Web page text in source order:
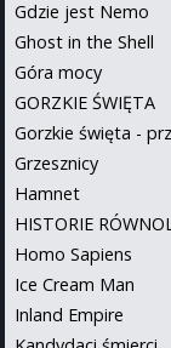
Gdzie jest Nemo
Ghost in the Shell
Góra mocy
GORZKIE ŚWIĘTA
Gorzkie święta -
Grzesznicy
Hamnet
HISTORIE
Homo Sapiens
Ice Cream Man
Inland Empire